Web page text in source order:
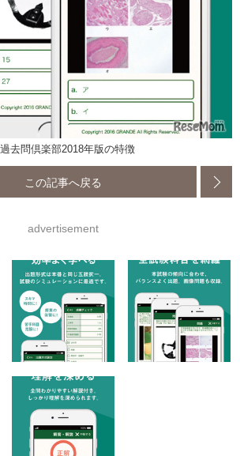
去問倶楽部2018年版の特徴
この記事へ戻る
advertisement